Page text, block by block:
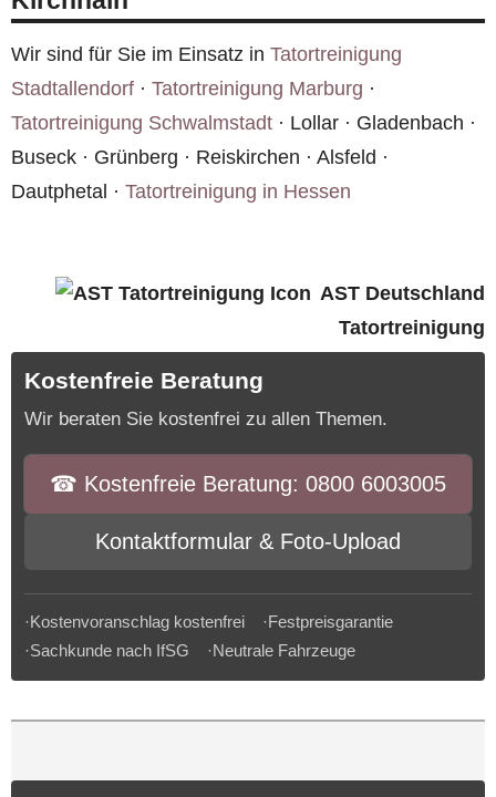
sollte der Vermieter informiert werden.
Wir sind für Sie im Einsatz in Tatortreinigung
Stadtallendorf · Tatortreinigung Marburg ·
Tatortreinigung Schwalmstadt · Lollar · Gladenbach ·
Buseck · Grünberg · Reiskirchen · Alsfeld ·
Dautphetal · Tatortreinigung in Hessen
AST Deutschland
Tatortreinigung
Kostenfreie Beratung
Wir beraten Sie kostenfrei zu allen Themen.
☎︎ Kostenfreie Beratung: 0800 6003005
Kontaktformular & Foto-Upload
·Kostenvoranschlag kostenfrei ·Festpreisgarantie
·Sachkunde nach IfSG ·Neutrale Fahrzeuge